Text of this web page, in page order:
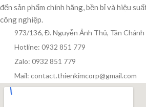
đến sản phẩm chính hãng, bền bỉ và hiệu
công nghiệp.
973/136, Đ. Nguyễn Ảnh Thủ, Tân
Hotline: 0932 851 779
Zalo: 0932 851 779
Mail: contact.thienkimcorp@gmail.com